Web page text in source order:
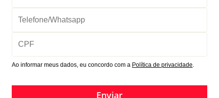
Ao informar meus dados, eu concordo com a Política de privacidade
Enviar